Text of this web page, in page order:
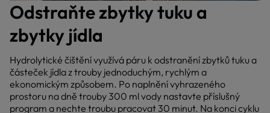
Odstraňte zbytky tuku a
zbytky jídla
Hydrolytické čištění využívá páru k odstranění zbytků tuku a
částeček jídla z trouby jednoduchým, rychlým a
ekonomickým způsobem. Po naplnění vyhrazeného
prostoru na dně trouby 300 ml vody nastavte příslušný
program a nechte troubu pracovat 30 minut. Na konci cyklu